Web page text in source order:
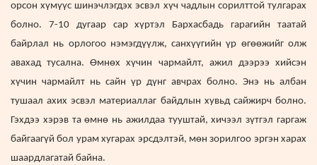
орсон хүмүүс шинэчлэгдэх эсвэл хүч чадлын сорилттой тулгарах
болно. 7-10 дугаар сар хүртэл Бархасбадь гарагийн таатай
байрлал нь орлогоо нэмэгдүүлж, санхүүгийн үр өгөөжийг олж
авахад тусална. Өмнөх хүчин чармайлт, ажил дээрээ хийсэн
хүчин чармайлт нь сайн үр дүнг авчрах болно. Энэ нь албан
тушаал ахих эсвэл материаллаг байдлын хувьд сайжирч болно.
Гэхдээ хэрэв та өмнө нь ажилдаа тууштай, хичээл зүтгэл гаргаж
байгаагүй бол урам хугарах эрсдэлтэй, мөн зорилгоо эргэн харах
шаардлагатай байна.